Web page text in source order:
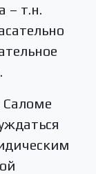
– т.н.